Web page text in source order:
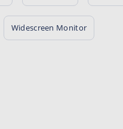
Widescreen Monitor